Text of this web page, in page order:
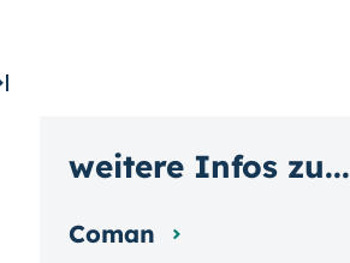
weitere Infos zu...
Coman